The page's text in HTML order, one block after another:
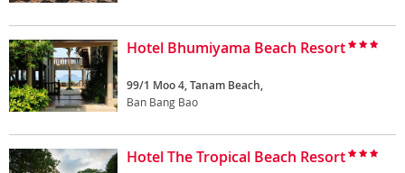
Hotel Bhumiyama Beach Resort
99/1 Moo 4, Tanam Beach,
Ban Bang Bao
Hotel The Tropical Beach Resort